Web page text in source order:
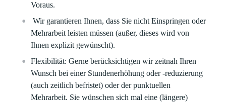
Voraus.
Wir garantieren Ihnen, dass Sie nicht Einspringen oder
Mehrarbeit leisten müssen (außer, dieses wird von
Ihnen explizit gewünscht).
Flexibilität: Gerne berücksichtigen wir zeitnah Ihren
Wunsch bei einer Stundenerhöhung oder -reduzierung
(auch zeitlich befristet) oder der punktuellen
Mehrarbeit. Sie wünschen sich mal eine (längere)